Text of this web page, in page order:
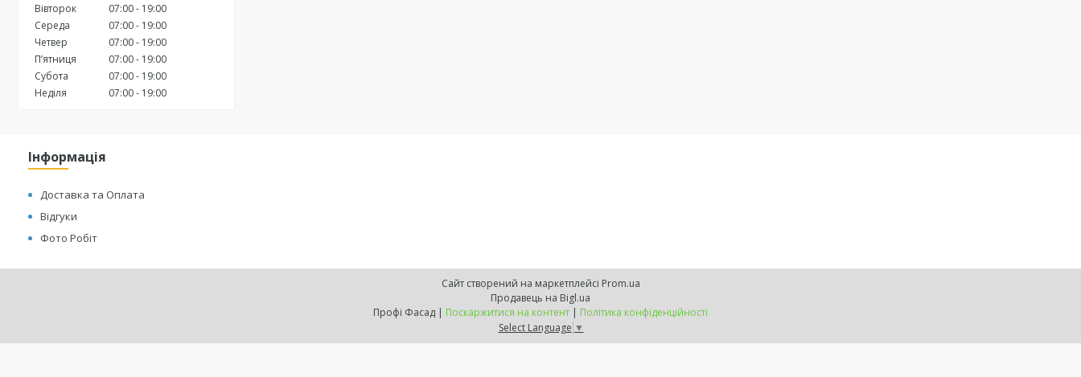
Вівторок
07:00
19:00
Середа
07:00
19:00
Четвер
07:00
19:00
Пʼятниця
07:00
19:00
Субота
07:00
19:00
Неділя
07:00 19:00
Інформація
Доставка та Оплата
Відгуки
Фото Робіт
Сайт створений на маркетплейсі Prom.ua
Продавець на Bigl.ua
Профі Фасад | Поскаржитися на контент | Політика конфіденційності
Select Language ▼